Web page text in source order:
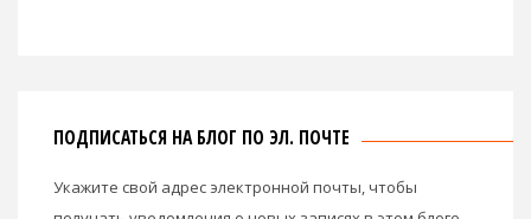
ПОДПИСАТЬСЯ НА БЛОГ ПО ЭЛ. ПОЧТЕ
Укажите свой адрес электронной почты, чтобы